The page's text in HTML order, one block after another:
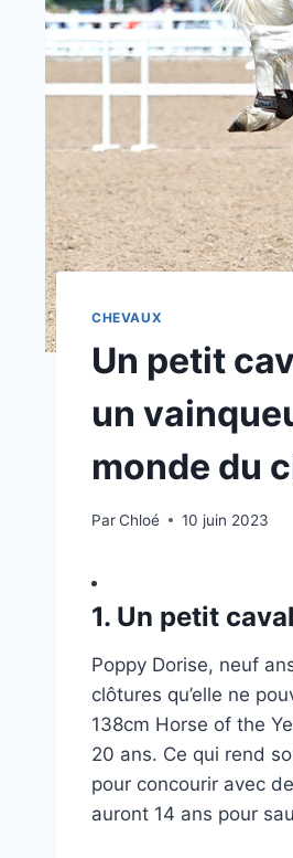
CHEVAUX
Un petit
un
monde du
ParChloé 10 juin 2023
1. Un petit
Poppy Dorise, neuf
clôtures qu’elle ne
138cm Horse of the
20 ans. Ce qui rend
pour concourir avec
auront 14 ans pour